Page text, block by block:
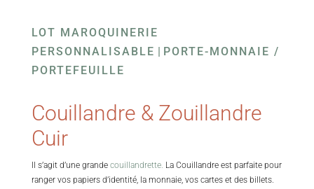
LOT MAROQUINERIE
PERSONNALISABLE | PORTE-MONNAIE /
PORTEFEUILLE
Couillandre & Zouillandre
Cuir
Il s’agit d’une grande couillandrette. La Couillandre est parfaite pour
ranger vos papiers d’identité, la monnaie, vos cartes et des billets.